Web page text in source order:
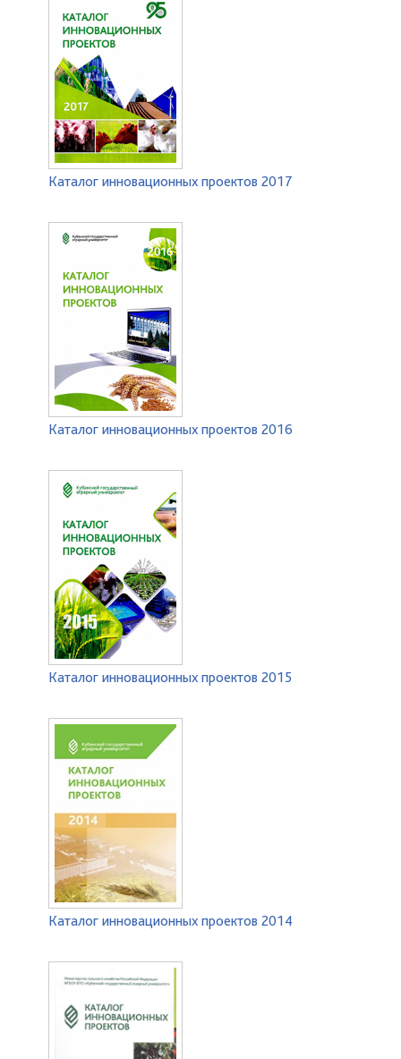
Каталог инновационных проектов 2017
Каталог инновационных проектов 2016
Каталог инновационных проектов 2015
Каталог инновационных проектов 2014